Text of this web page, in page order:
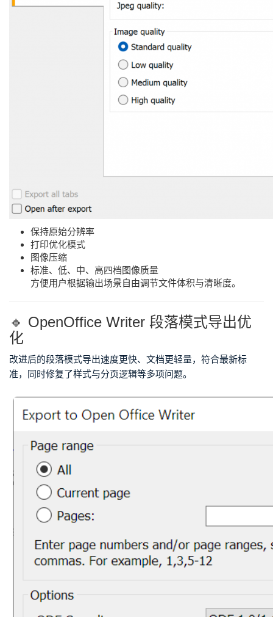
保持原始分辨率
打印优化模式
图像压缩
标准、低、中、高四档图像质量
方便用户根据输出场景自由调节文件体积与清晰度。
🔹 OpenOffice Writer 段落模式导出优
化
改进后的段落模式导出速度更快、文档更轻量，符合最新标
准，同时修复了样式与分页逻辑等多项问题。